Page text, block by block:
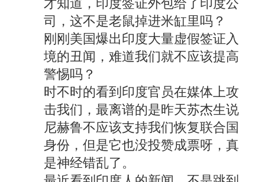
司，这不是老鼠掉进米缸里吗？
刚刚美国爆出印度大量虚假签证入
境的丑闻，难道我们就不应该提高
警惕吗？
时不时的看到印度官员在媒体上攻
击我们，最离谱的是昨天苏杰生说
尼赫鲁不应该支持我们恢复联合国
身份，但是它也没投赞成票呀，真
是神经错乱了。